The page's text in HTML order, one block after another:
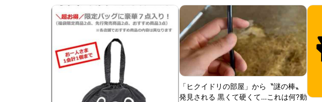
「ヒクイドリの部屋」から〝謎の棒〟
発見される 黒くて硬くて...これは何?動